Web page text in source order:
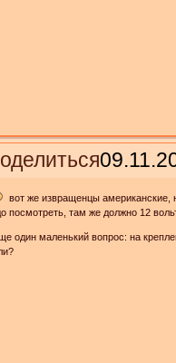
вот же извращенцы американские,
посмотреть, там же должно 12
один маленький вопрос: на